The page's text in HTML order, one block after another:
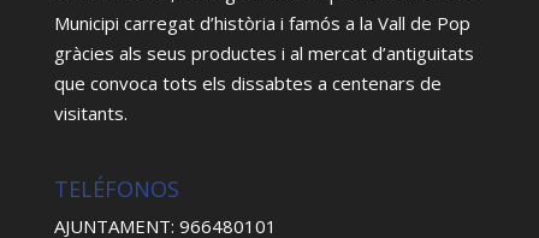
Municipi carregat d’història i famós a la Vall de Pop
gràcies als seus productes i al mercat d’antiguitats
que convoca tots els dissabtes a centenars de
visitants.
TELÉFONOS
AJUNTAMENT: 966480101